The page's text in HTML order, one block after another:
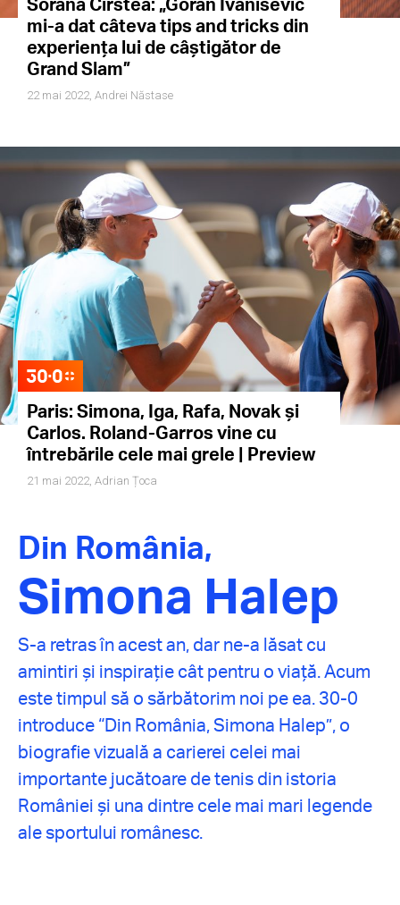
mi-a dat câteva tips and tricks din
experiența lui de câștigător de
Grand Slam”
22 mai 2022, Andrei Năstase
Paris: Simona, Iga, Rafa, Novak și
Carlos. Roland-Garros vine cu
întrebările cele mai grele | Preview
21 mai 2022, Adrian Țoca
Din România,
Simona Halep
S-a retras în acest an, dar ne-a lăsat cu
amintiri și inspirație cât pentru o viață. Acum
este timpul să o sărbătorim noi pe ea. 30-0
introduce “Din România, Simona Halep”, o
biografie vizuală a carierei celei mai
importante jucătoare de tenis din istoria
României și una dintre cele mai mari legende
ale sportului românesc.